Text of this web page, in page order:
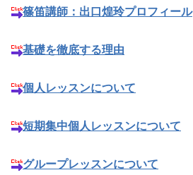
篠笛講師：出口煌玲プロフィール
基礎を徹底する理由
個人レッスンについて
短期集中個人レッスンについて
グループレッスンについて